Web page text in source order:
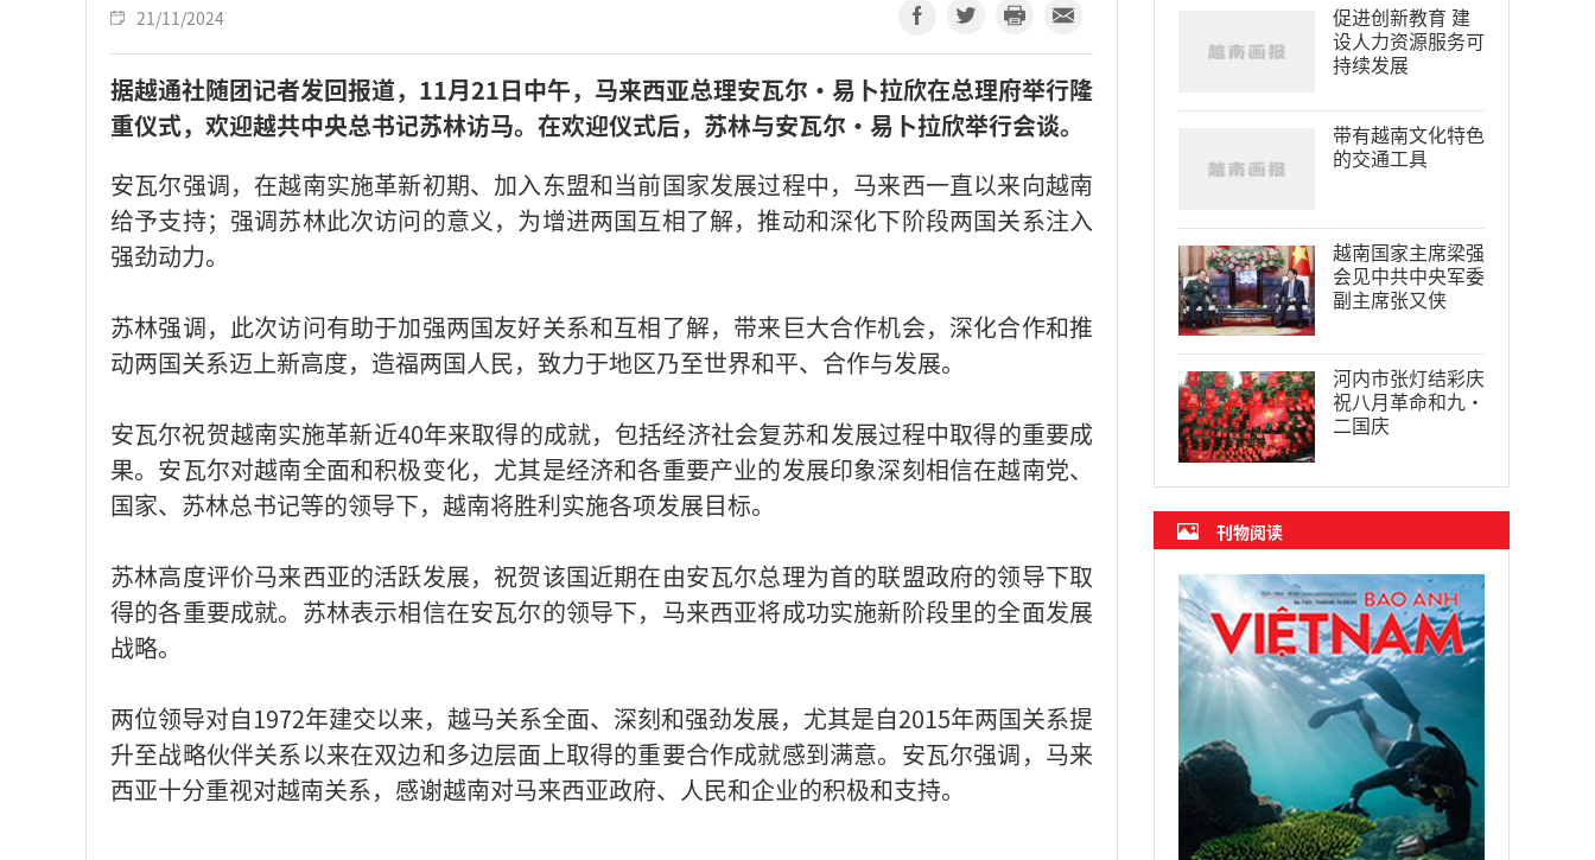
21/11/2024
据越通社随团记者发回报道，11月21日中午，马来西亚总理安瓦尔•易卜拉欣在总理府举行隆
重仪式，欢迎越共中央总书记苏林访马。在欢迎仪式后，苏林与安瓦尔·易卜拉欣举行会谈。
安瓦尔强调，在越南实施革新初期、加入东盟和当前国家发展过程中，马来西一直以来向越南
给予支持；强调苏林此次访问的意义，为增进两国互相了解，推动和深化下阶段两国关系注入
强劲动力。
苏林强调，此次访问有助于加强两国友好关系和互相了解，带来巨大合作机会，深化合作和推
动两国关系迈上新高度，造福两国人民，致力于地区乃至世界和平、合作与发展。
安瓦尔祝贺越南实施革新近40年来取得的成就，包括经济社会复苏和发展过程中取得的重要成
果。安瓦尔对越南全面和积极变化，尤其是经济和各重要产业的发展印象深刻相信在越南党、
国家、苏林总书记等的领导下，越南将胜利实施各项发展目标。
苏林高度评价马来西亚的活跃发展，祝贺该国近期在由安瓦尔总理为首的联盟政府的领导下取
得的各重要成就。苏林表示相信在安瓦尔的领导下，马来西亚将成功实施新阶段里的全面发展
战略。
两位领导对自1972年建交以来，越马关系全面、深刻和强劲发展，尤其是自2015年两国关系提
升至战略伙伴关系以来在双边和多边层面上取得的重要合作成就感到满意。安瓦尔强调，马来
西亚十分重视对越南关系，感谢越南对马来西亚政府、人民和企业的积极和支持。
促进创新教育 建
设人力资源服务可
持续发展
带有越南文化特色
的交通工具
越南国家主席梁强
会见中共中央军委
副主席张又侠
河内市张灯结彩庆
祝八月革命和九·
二国庆
刊物阅读